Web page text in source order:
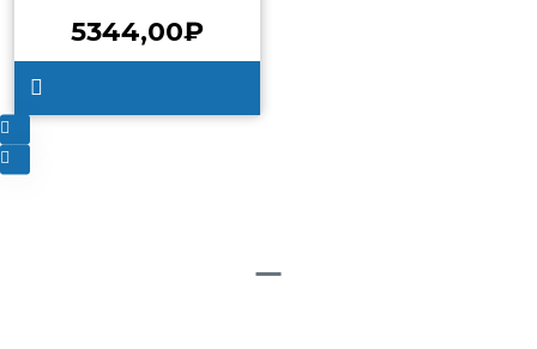
5344,00₽